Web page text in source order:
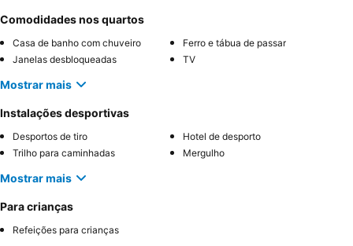
Comodidades nos quartos
Casa de banho com chuveiro
Ferro e tábua de passar
Janelas desbloqueadas
TV
Mostrar mais
Instalações desportivas
Desportos de tiro
Hotel de desporto
Trilho para caminhadas
Mergulho
Mostrar mais
Para crianças
Refeições para crianças